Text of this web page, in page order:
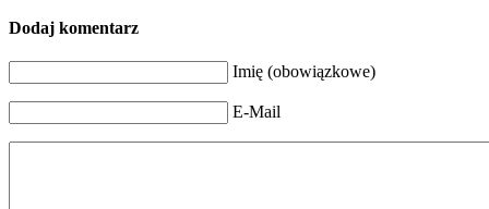
Dodaj komentarz
Imię (obowiązkowe)
E-Mail